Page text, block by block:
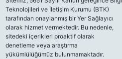
Teknolojileri ve İletişim Kurumu (BTK)
tarafından onaylanmış bir Yer Sağlayıcı
olarak hizmet vermektedir. Bu nedenle,
sitedeki içerikleri proaktif olarak
denetleme veya araştırma
yükümlülüğümüz bulunmamaktadır.